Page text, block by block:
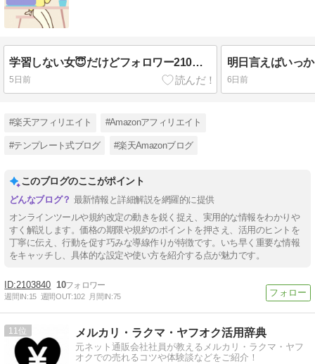
学習しない女😇だけどフォロワー210→420人！！
5日前 6日前
#楽天アフィリエイト #Amazonアフィリエイト
#テンプレート式ブログ #楽天Amazonブログ
このブログのここがポイント
最新情報と詳細解説を網羅的に提供
オンラインツールや規約改定の動きを鋭く捉え、実用的な情報をわかりや
すく解説します。価格の期限や規約のポイントを押さえ、活用のヒントを
丁寧に伝え、行動を促す巧みな導線作りが特徴です。いち早く重要な情報
をキャッチし、具体的な設定や使い方を紹介する点が魅力です。
2103840 10
週間IN:15 週間OUT:102 月間IN:75
11 メルカリ・ラクマ・ヤフオク活用辞典
元ネット通販会社社員が教えるメルカリ・ラクマ・ヤフ
オクでの売れるコツや体験談などをご紹介！